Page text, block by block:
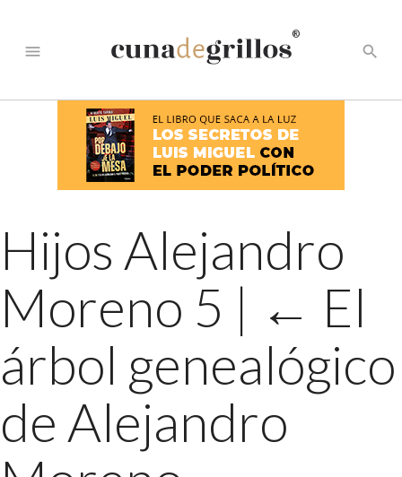
menu
®
search
Hijos Alejandro
Moreno 5 | ← El
árbol genealógico
de Alejandro